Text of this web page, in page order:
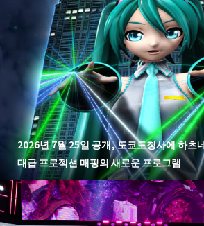
2026년 7월 25일 공개, 도쿄도청사에 하츠
대급 프로젝션 매핑의 새로운 프로그램